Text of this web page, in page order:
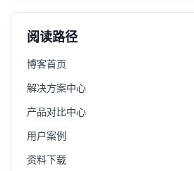
阅读路径
博客首页
解决方案中心
产品对比中心
用户案例
资料下载